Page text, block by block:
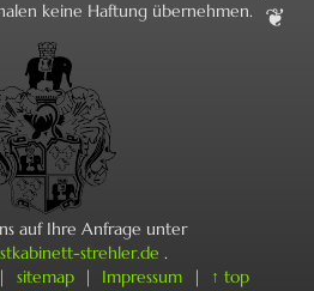
keine Haftung übernehmen.
auf Ihre Anfrage unter
strehler.de .
| sitemap | Impressum | ↑ top